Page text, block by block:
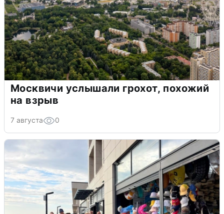
Москвичи услышали грохот, похожий
на взрыв
7 августа 0